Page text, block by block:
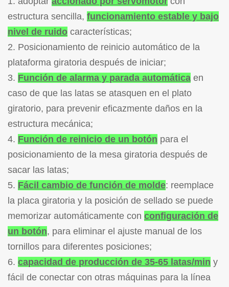
estructura sencilla, funcionamiento estable y bajo
nivel de ruido características;
2. Posicionamiento de reinicio automático de la
plataforma giratoria después de iniciar;
3. Función de alarma y parada automática en
caso de que las latas se atasquen en el plato
giratorio, para prevenir eficazmente daños en la
estructura mecánica;
4. Función de reinicio de un botón para el
posicionamiento de la mesa giratoria después de
sacar las latas;
5. Fácil cambio de función de molde: reemplace
la placa giratoria y la posición de sellado se puede
memorizar automáticamente con configuración de
un botón, para eliminar el ajuste manual de los
tornillos para diferentes posiciones;
6. capacidad de producción de 35-65 latas/min y
fácil de conectar con otras máquinas para la línea